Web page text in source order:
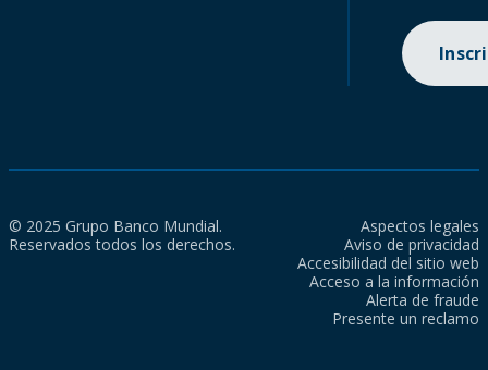
© 2025 Grupo Banco Mundial.
Reservados todos los derechos.
Aspectos legales
Aviso de privacidad
Accesibilidad del sitio web
Acceso a la información
Alerta de fraude
Presente un reclamo